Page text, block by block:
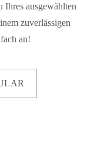
ausgewählten
zuverlässigen
an!